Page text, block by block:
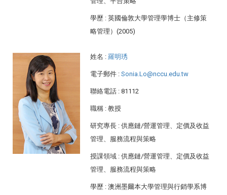
學歷 : 英國倫敦大學管理學博士（主修策
略管理）(2005)
姓名 : 羅明琇
電子郵件 : Sonia.Lo@nccu.edu.tw
聯絡電話 : 81112
職稱 : 教授
研究專長 : 供應鏈/營運管理、定價及收益
管理、服務流程與策略
授課領域 : 供應鏈/營運管理、定價及收益
管理、服務流程與策略
學歷 : 澳洲墨爾本大學管理與行銷學系博